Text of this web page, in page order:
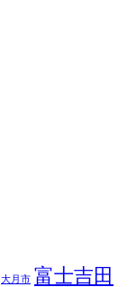
大月市 富士吉田